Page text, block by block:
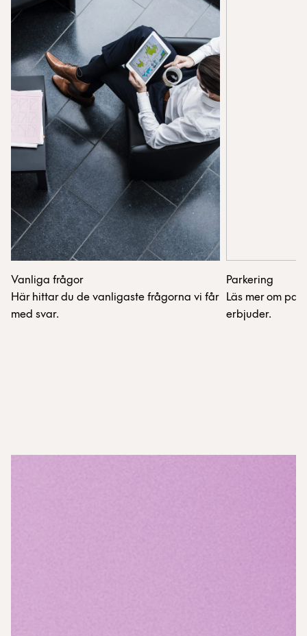
Vanliga frågor
Här hittar du de vanligaste frågorna vi får
med svar.
Parkering
Läs mer om
erbjuder.